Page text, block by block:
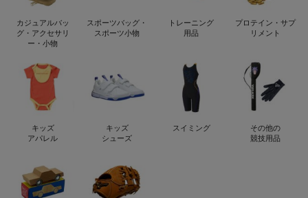
カジュアルバッ
グ・アクセサリ
ー・小物
スポーツバッグ・
スポーツ小物
トレーニング
用品
プロテイン・サプ
リメント
キッズ
アパレル
キッズ
シューズ
スイミング
その他の
競技用品